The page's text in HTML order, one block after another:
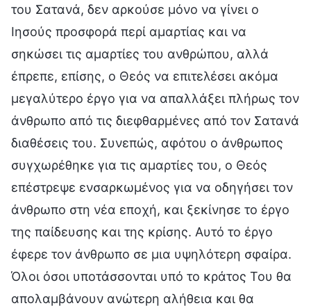
του Σατανά, δεν αρκούσε μόνο να γίνει ο
Ιησούς προσφορά περί αμαρτίας και να
σηκώσει τις αμαρτίες του ανθρώπου, αλλά
έπρεπε, επίσης, ο Θεός να επιτελέσει ακόμα
μεγαλύτερο έργο για να απαλλάξει πλήρως τον
άνθρωπο από τις διεφθαρμένες από τον Σατανά
διαθέσεις του. Συνεπώς, αφότου ο άνθρωπος
συγχωρέθηκε για τις αμαρτίες του, ο Θεός
επέστρεψε ενσαρκωμένος για να οδηγήσει τον
άνθρωπο στη νέα εποχή, και ξεκίνησε το έργο
της παίδευσης και της κρίσης. Αυτό το έργο
έφερε τον άνθρωπο σε μια υψηλότερη σφαίρα.
Όλοι όσοι υποτάσσονται υπό το κράτος Του θα
απολαμβάνουν ανώτερη αλήθεια και θα